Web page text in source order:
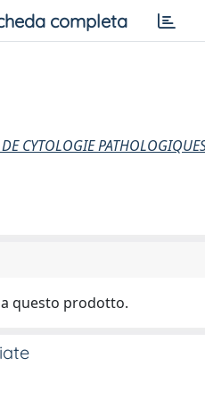
completa
CYTOLOGIE
questo prodotto.